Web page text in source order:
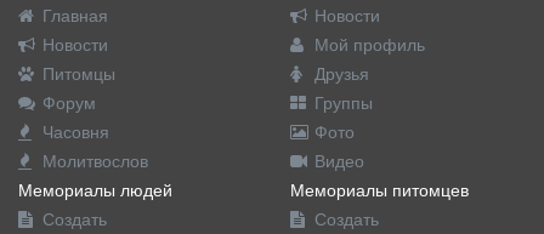
Главная
Новости
Питомцы
Форум
Часовня
Молитвослов
Новости
Мой профиль
Друзья
Группы
Фото
Видео
Мемориалы людей
Создать
Мемориалы питомцев
Создать